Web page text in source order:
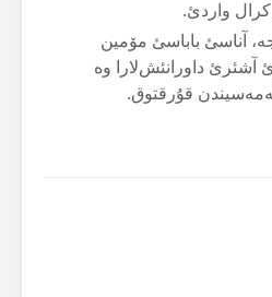
کرال واردئ.
آناسئ باباسئ مۆمین
آشئرئ داورانئش‌لارا وە
قۇرقتوق.